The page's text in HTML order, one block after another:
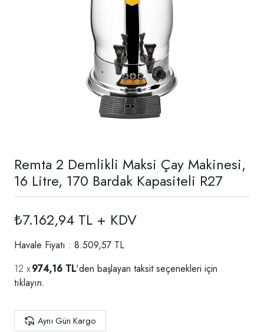
Remta 2 Demlikli Maksi Çay Makinesi,
16 Litre, 170 Bardak Kapasiteli R27
₺7.162,94 TL + KDV
Havale Fiyatı : 8.509,57 TL
974,16 TL'den başlayan taksit seçenekleri için
tıklayın.
Aynı Gün Kargo